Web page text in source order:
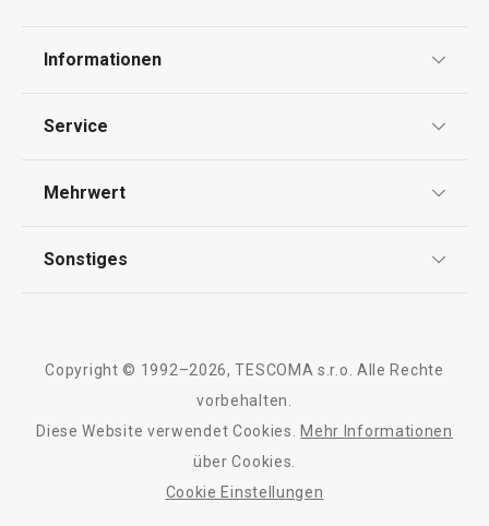
Auf Lager
Informationen
Impressum
Service
Rückgabe von Waren/Reklamation
Mehrwert
Sonstiges
Barrierefreiheit
Copyright © 1992–2026, TESCOMA s.r.o. Alle Rechte
vorbehalten.
Diese Website verwendet Cookies.
Mehr Informationen
über Cookies.
Cookie Einstellungen